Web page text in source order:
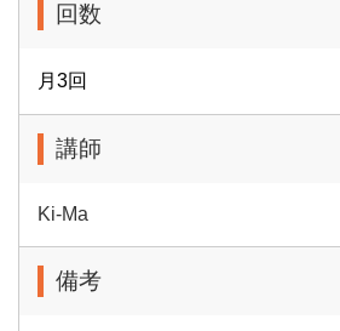
回数
月3回
講師
Ki-Ma
備考